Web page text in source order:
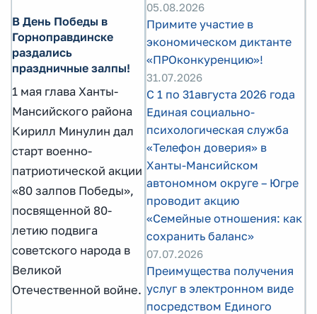
В День Победы в
Горноправдинске
раздались
праздничные залпы!
1 мая глава Ханты-
Мансийского района
Кирилл Минулин дал
старт военно-
патриотической акции
«80 залпов Победы»,
посвященной 80-
летию подвига
советского народа в
Великой
Отечественной войне.
05.08.2026
Примите участие в
экономическом диктанте
«ПРОконкуренцию»!
31.07.2026
С 1 по 31августа 2026 года
Единая социально-
психологическая служба
«Телефон доверия» в
Ханты-Мансийском
автономном округе – Югре
проводит акцию
«Семейные отношения: как
сохранить баланс»
07.07.2026
Преимущества получения
услуг в электронном виде
посредством Единого